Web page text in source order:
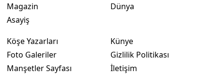
Magazin
Asayiş
Dünya
Köşe Yazarları
Foto Galeriler
Manşetler Sayfası
Künye
Gizlilik Politikası
İletişim